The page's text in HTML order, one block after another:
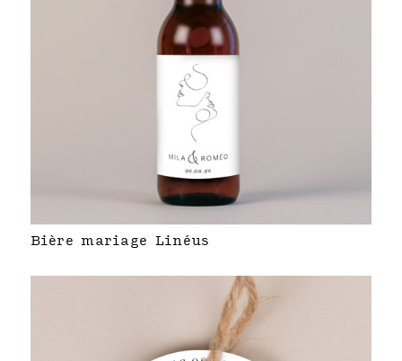
Bière mariage Linéus